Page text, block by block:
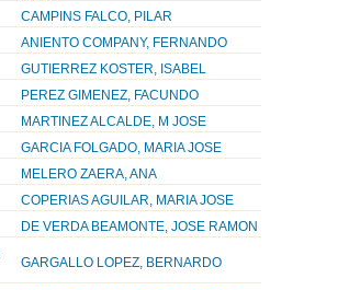
CAMPINS FALCO, PILAR
ANIENTO COMPANY, FERNANDO
GUTIERREZ KOSTER, ISABEL
PEREZ GIMENEZ, FACUNDO
MARTINEZ ALCALDE, M JOSE
GARCIA FOLGADO, MARIA JOSE
MELERO ZAERA, ANA
COPERIAS AGUILAR, MARIA JOSE
DE VERDA BEAMONTE, JOSE RAMON
GARGALLO LOPEZ, BERNARDO